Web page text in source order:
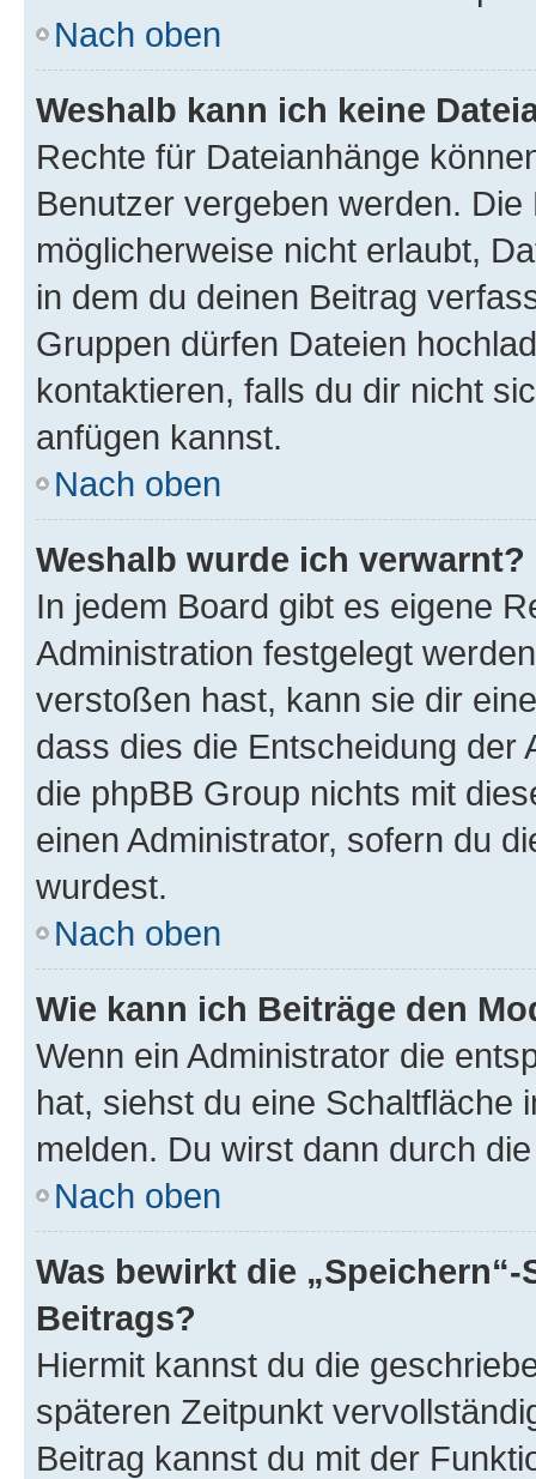
Nach oben
Weshalb kann ich keine
Rechte für Dateianhänge
Benutzer vergeben werden.
möglicherweise nicht erlaubt,
in dem du deinen Beitrag
Gruppen dürfen Dateien
kontaktieren, falls du dir nicht
anfügen kannst.
Nach oben
Weshalb wurde ich verwarnt?
In jedem Board gibt es eigene
Administration festgelegt
verstoßen hast, kann sie dir
dass dies die Entscheidung der
die phpBB Group nichts mit
einen Administrator, sofern du
wurdest.
Nach oben
Wie kann ich Beiträge den
Wenn ein Administrator die
hat, siehst du eine Schaltfläche
melden. Du wirst dann durch
Nach oben
Was bewirkt die
Beitrags?
Hiermit kannst du die
späteren Zeitpunkt
Beitrag kannst du mit der